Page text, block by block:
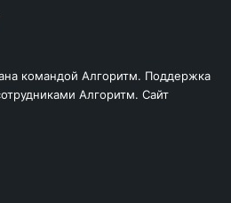
командой Алгоритм. Поддержка
Алгоритм. Сайт